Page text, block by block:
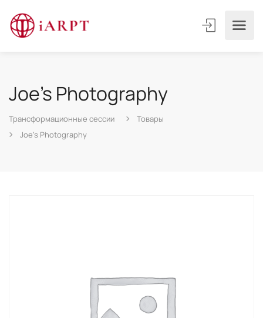
Joe’s Photography
Трансформационные сессии
Товары
Joe’s Photography